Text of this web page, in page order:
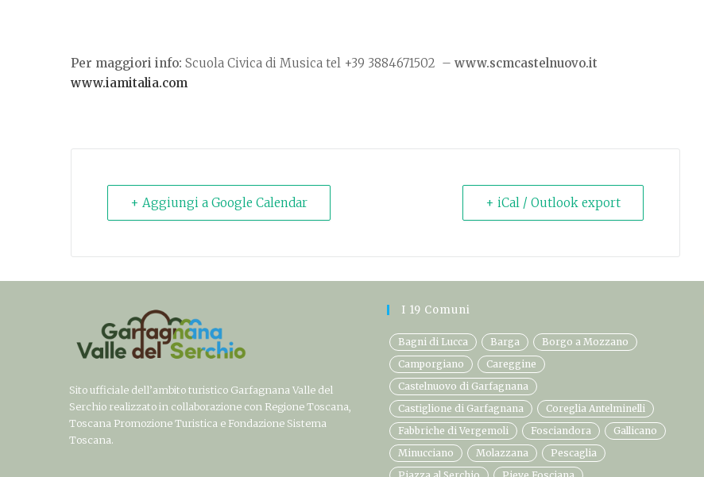
Per maggiori info: Scuola Civica di Musica tel +39 3884671502 – www.scmcastelnuovo.it
www.iamitalia.com
+ Aggiungi a Google Calendar + iCal / Outlook export
Sito ufficiale dell’ambito turistico Garfagnana Valle del
Serchio realizzato in collaborazione con Regione Toscana,
Toscana Promozione Turistica e Fondazione Sistema
Toscana.
I 19 Comuni
Bagni di Lucca Barga
Borgo a Mozzano
Camporgiano
Careggine
Castelnuovo di Garfagnana
Castiglione di Garfagnana
Coreglia Antelminelli
Fabbriche di Vergemoli
Fosciandora
Gallicano
Minucciano
Molazzana
Pescaglia